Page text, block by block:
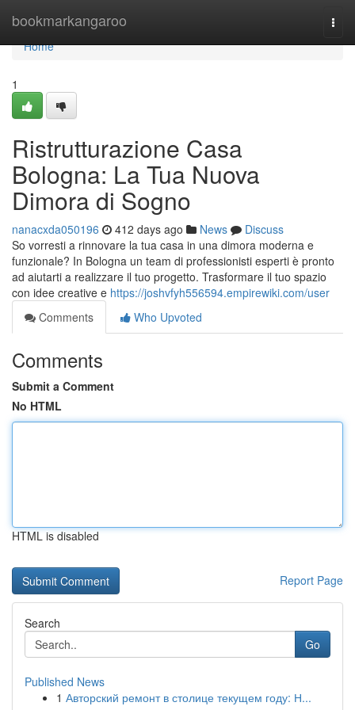
bookmarkangaroo
Home
Home
1
Ristrutturazione Casa
Bologna: La Tua Nuova
Dimora di Sogno
nanacxda050196 412 days ago News
Discuss
So vorresti a rinnovare la tua casa in una dimora moderna e
funzionale? In Bologna un team di professionisti esperti è pronto
ad aiutarti a realizzare il tuo progetto. Trasformare il tuo spazio
con idee creative e https://joshvfyh556594.empirewiki.com/user
Comments
Who Upvoted
Comments
Submit a Comment
No HTML
HTML is disabled
Report Page
Search
Go
Published News
1 Авторский ремонт в столице текущем году: Н...